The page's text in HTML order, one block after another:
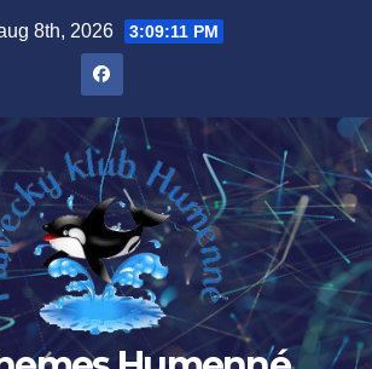
8th, 2026 3:09:12 PM